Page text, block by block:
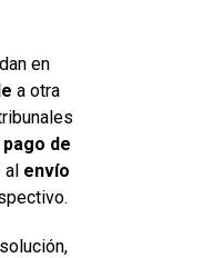
en
a otra
pago de
al envío